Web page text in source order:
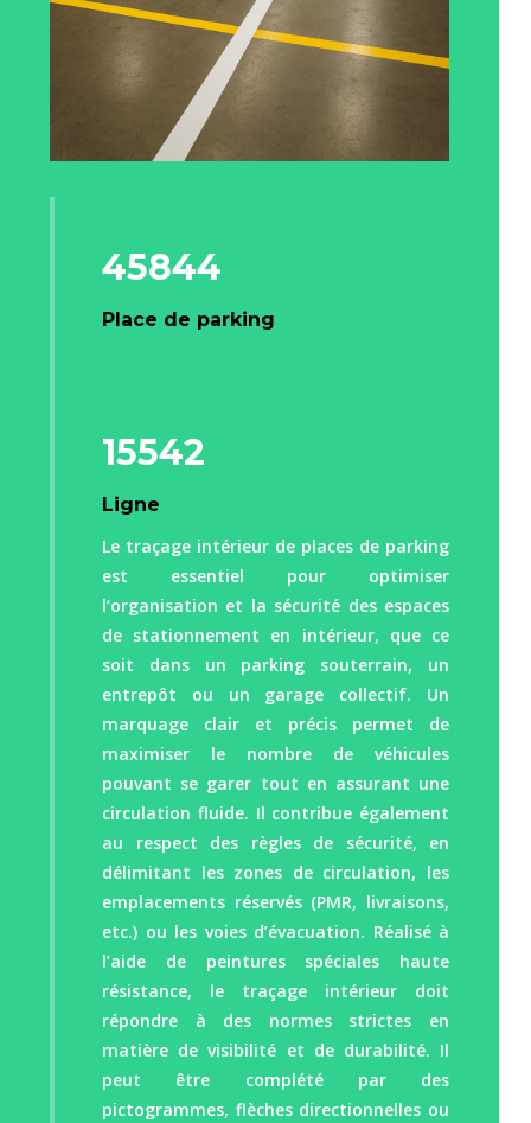
45844
Place de parking
15542
Ligne
Le traçage intérieur de places de parking
est essentiel pour optimiser
l’organisation et la sécurité des espaces
de stationnement en intérieur, que ce
soit dans un parking souterrain, un
entrepôt ou un garage collectif. Un
marquage clair et précis permet de
maximiser le nombre de véhicules
pouvant se garer tout en assurant une
circulation fluide. Il contribue également
au respect des règles de sécurité, en
délimitant les zones de circulation, les
emplacements réservés (PMR, livraisons,
etc.) ou les voies d’évacuation. Réalisé à
l’aide de peintures spéciales haute
résistance, le traçage intérieur doit
répondre à des normes strictes en
matière de visibilité et de durabilité. Il
peut être complété par des
pictogrammes, flèches directionnelles ou